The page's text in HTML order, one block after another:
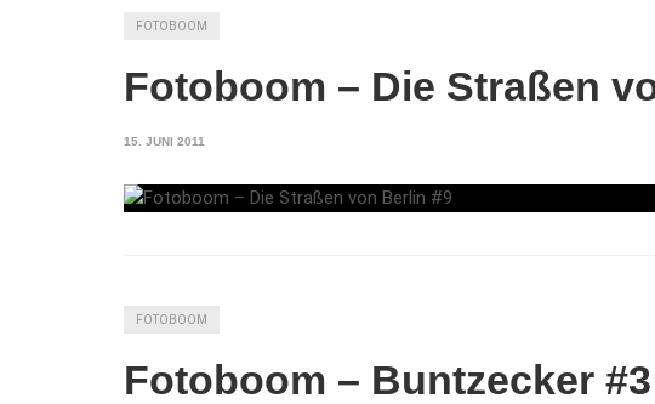
FOTOBOOM
Fotoboom – Die Straßen
15. JUNI 2011
FOTOBOOM
Fotoboom – Buntzecker #3